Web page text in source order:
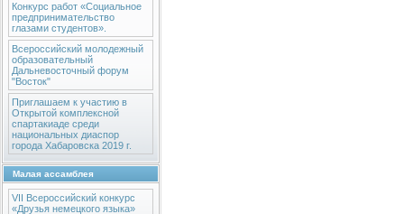
Конкурс работ «Социальное
предпринимательство
глазами студентов».
Всероссийский молодежный
образовательный
Дальневосточный форум
"Восток"
Приглашаем к участию в
Открытой комплексной
спартакиаде среди
национальных диаспор
города Хабаровска 2019 г.
Малая ассамблея
VII Всероссийский конкурс
«Друзья немецкого языка»